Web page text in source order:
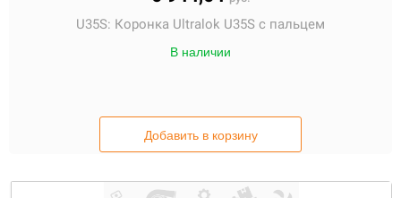
U35S: Коронка Ultralok U35S с пальцем
В наличии
Добавить в корзину